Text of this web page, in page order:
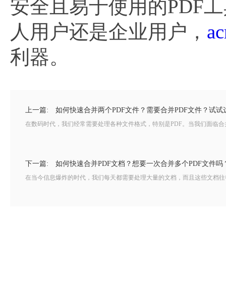
安全且易于使用的PDF
人用户还是企业用户，
利器。
上一篇: 如何快速合并两个PDF文件？需要合并PDF文件？试试
在数码时代，我们经常需要处理各种文件格式，特别是PDF。当我们面临
下一篇: 如何快速合并PDF文档？想要一次合并多个PDF文件吗
在当今信息爆炸的时代，我们每天都需要处理大量的文档，而且这些文档